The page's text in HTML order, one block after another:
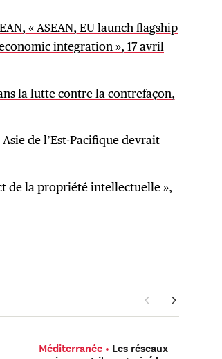
« ASEAN, EU launch flagship
integration », 17 avril
la lutte contre la contrefaçon,
de l’Est-Pacifique devrait
de la propriété intellectuelle »,
Méditerranée
Les réseaux